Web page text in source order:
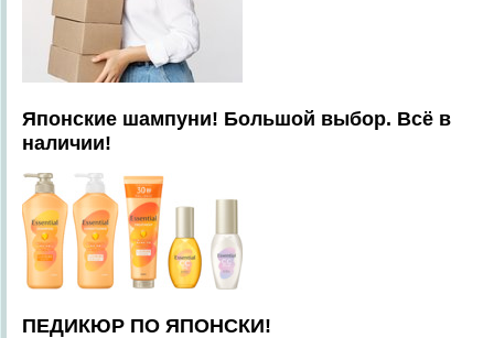
Японские шампуни! Большой выбор. Всё в
наличии!
ПЕДИКЮР ПО ЯПОНСКИ!